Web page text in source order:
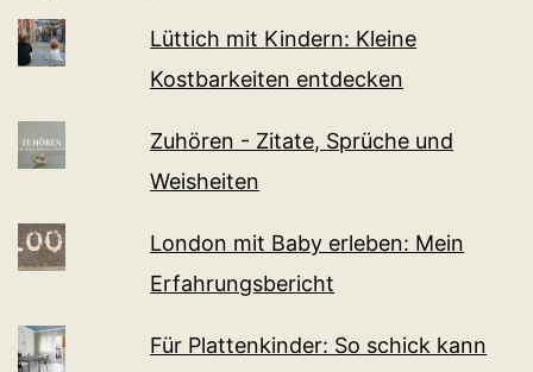
Lüttich mit Kindern: Kleine
Kostbarkeiten entdecken
Zuhören - Zitate, Sprüche und
Weisheiten
London mit Baby erleben: Mein
Erfahrungsbericht
Für Plattenkinder: So schick kann